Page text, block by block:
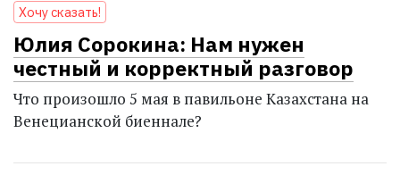
Хочу сказать!
Юлия Сорокина: Нам нужен
честный и корректный разговор
Что произошло 5 мая в павильоне Казахстана на
Венецианской биеннале?